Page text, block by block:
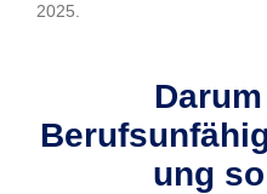
2025.
ung